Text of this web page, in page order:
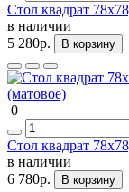
Стол квадрат
в наличии
5 280р.
В корзину
0
Стол квадрат
в наличии
6 780р.
В корзину